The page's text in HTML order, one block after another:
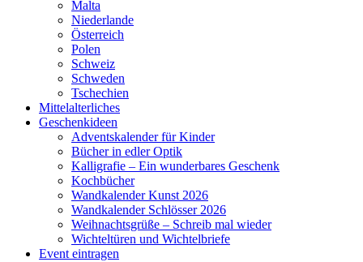
Malta
Niederlande
Österreich
Polen
Schweiz
Schweden
Tschechien
Mittelalterliches
Geschenkideen
Adventskalender für Kinder
Bücher in edler Optik
Kalligrafie – Ein wunderbares Geschenk
Kochbücher
Wandkalender Kunst 2026
Wandkalender Schlösser 2026
Weihnachtsgrüße – Schreib mal wieder
Wichteltüren und Wichtelbriefe
Event eintragen